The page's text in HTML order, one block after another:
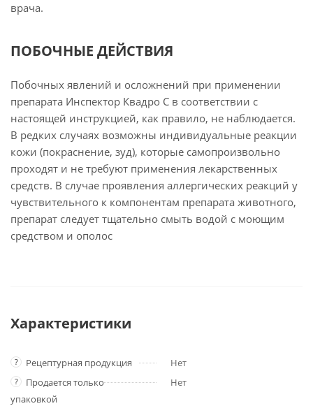
врача.
ПОБОЧНЫЕ ДЕЙСТВИЯ
Побочных явлений и осложнений при применении
препарата Инспектор Квадро С в соответствии с
настоящей инструкцией, как правило, не наблюдается.
В редких случаях возможны индивидуальные реакции
кожи (покраснение, зуд), которые самопроизвольно
проходят и не требуют применения лекарственных
средств. В случае проявления аллергических реакций у
чувствительного к компонентам препарата животного,
препарат следует тщательно смыть водой с моющим
средством и ополос
Характеристики
? Рецептурная продукция Нет
?
Продается только
упаковкой
Нет